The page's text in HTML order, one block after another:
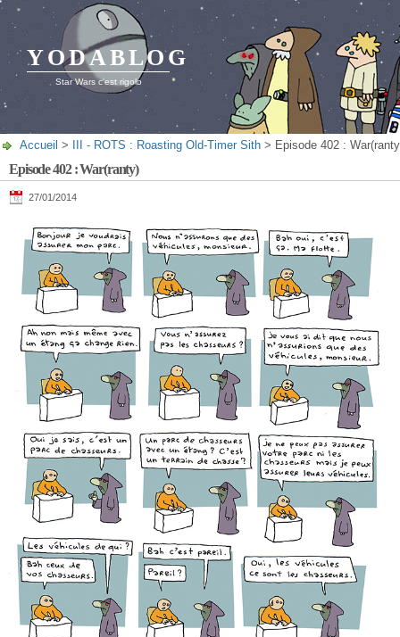
YODABLOG
Star Wars c'est rigolo
Accueil > III - ROTS : Roasting Old-Timer Sith > Episode 402 :
Episode 402 : War(ranty)
27/01/2014